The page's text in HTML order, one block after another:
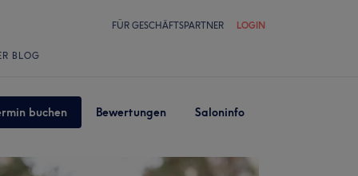
FÜR GESCHÄFTSPARTNER LOGIN
BLOG
buchen Bewertungen Saloninfo